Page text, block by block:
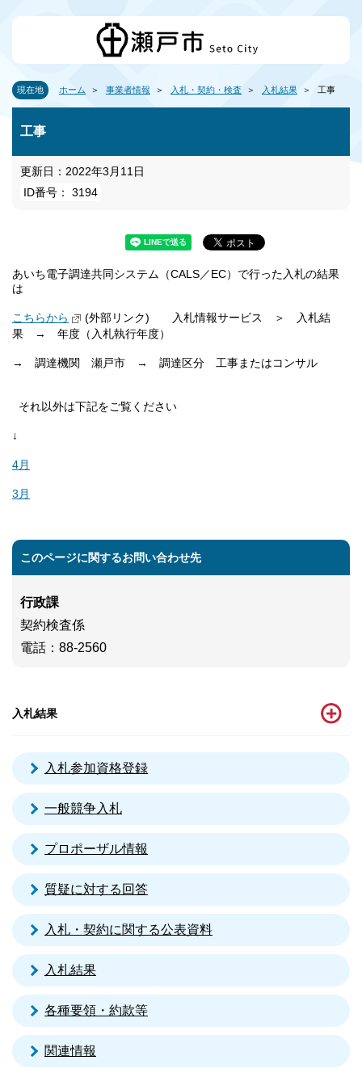
現在地 ホーム 事業者情報 入札・契約・検査 入札結果 工事
工事
更新日：2022年3月11日
ID番号： 3194
あいち電子調達共同システム（CALS／EC）で行った入札の結果
は
こちらから
(外部リンク) 入札情報サービス ＞ 入札結
果 → 年度（入札執行年度）
→ 調達機関 瀬戸市 → 調達区分 工事またはコンサル
それ以外は下記をご覧ください
↓
4月
3月
このページに関するお問い合わせ先
行政課
契約検査係
電話 ：88-2560
入札結果
入札参加資格登録
一般競争入札
プロポーザル情報
質疑に対する回答
入札・契約に関する公表資料
入札結果
各種要領・約款等
関連情報